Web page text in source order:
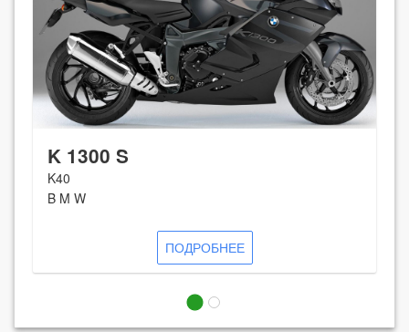
K 1300 S
K40
B M W
ПОДРОБНЕЕ